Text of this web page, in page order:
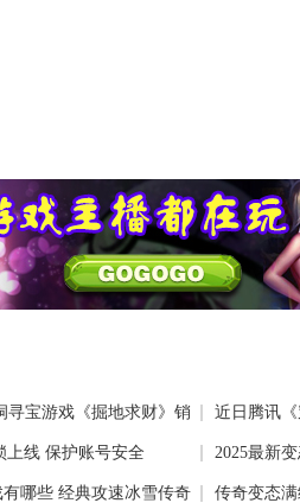
寻宝游戏《掘地求财》销 近日腾讯《
基于游戏原
上线 保护账号安全 2025最新
哪些 经典攻速冰雪传奇 传奇变态满